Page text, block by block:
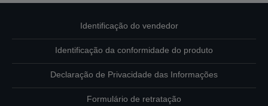
Identificação do vendedor
Identificação da conformidade do produto
Declaração de Privacidade das Informações
Formulário de retratação